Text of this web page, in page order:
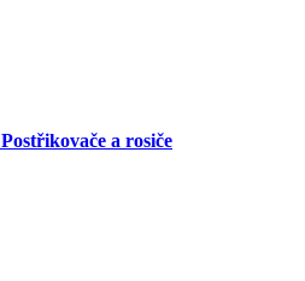
Postřikovače a rosiče